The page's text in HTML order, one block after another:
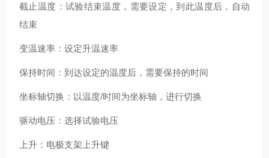
截止温度：试验结束温度，需要设定，到此温度后，自动
结束
变温速率：设定升温速率
保持时间：到达设定的温度后，需要保持的时间
坐标轴切换：以温度/时间为坐标轴，进行切换
驱动电压：选择试验电压
上升：电极支架上升键